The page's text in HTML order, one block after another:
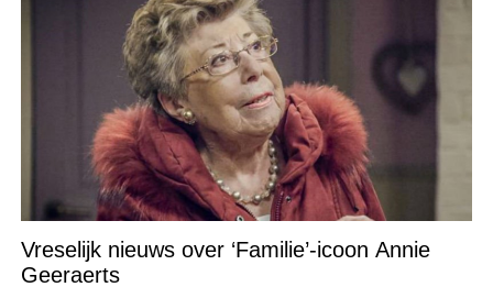
Vreselijk nieuws over ‘Familie’-icoon Annie
Geeraerts